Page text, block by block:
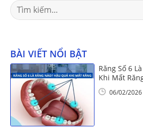
Search
for:
BÀI VIẾT NỔI BẬT
Răng Số 6
Khi Mất
06/02/2026